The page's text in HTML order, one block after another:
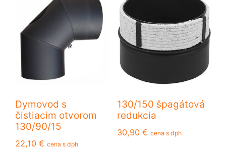
Dymovod s
čistiacim otvorom
130/90/15
22,10 € cena s dph
130/150 špagátová
redukcia
30,90 € cena s dph